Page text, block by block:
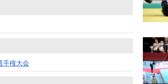
手権大会